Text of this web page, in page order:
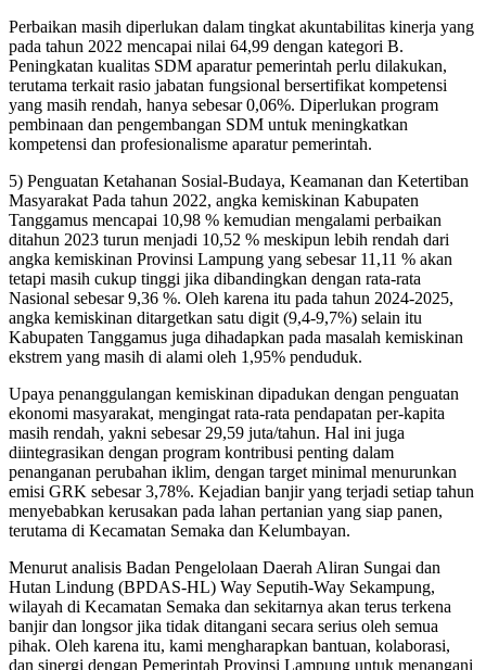
Perbaikan masih diperlukan dalam tingkat akuntabilitas kinerja yang
pada tahun 2022 mencapai nilai 64,99 dengan kategori B.
Peningkatan kualitas SDM aparatur pemerintah perlu dilakukan,
terutama terkait rasio jabatan fungsional bersertifikat kompetensi
yang masih rendah, hanya sebesar 0,06%. Diperlukan program
pembinaan dan pengembangan SDM untuk meningkatkan
kompetensi dan profesionalisme aparatur pemerintah.
5) Penguatan Ketahanan Sosial-Budaya, Keamanan dan Ketertiban
Masyarakat Pada tahun 2022, angka kemiskinan Kabupaten
Tanggamus mencapai 10,98 % kemudian mengalami perbaikan
ditahun 2023 turun menjadi 10,52 % meskipun lebih rendah dari
angka kemiskinan Provinsi Lampung yang sebesar 11,11 % akan
tetapi masih cukup tinggi jika dibandingkan dengan rata-rata
Nasional sebesar 9,36 %. Oleh karena itu pada tahun 2024-2025,
angka kemiskinan ditargetkan satu digit (9,4-9,7%) selain itu
Kabupaten Tanggamus juga dihadapkan pada masalah kemiskinan
ekstrem yang masih di alami oleh 1,95% penduduk.
Upaya penanggulangan kemiskinan dipadukan dengan penguatan
ekonomi masyarakat, mengingat rata-rata pendapatan per-kapita
masih rendah, yakni sebesar 29,59 juta/tahun. Hal ini juga
diintegrasikan dengan program kontribusi penting dalam
penanganan perubahan iklim, dengan target minimal menurunkan
emisi GRK sebesar 3,78%. Kejadian banjir yang terjadi setiap tahun
menyebabkan kerusakan pada lahan pertanian yang siap panen,
terutama di Kecamatan Semaka dan Kelumbayan.
Menurut analisis Badan Pengelolaan Daerah Aliran Sungai dan
Hutan Lindung (BPDAS-HL) Way Seputih-Way Sekampung,
wilayah di Kecamatan Semaka dan sekitarnya akan terus terkena
banjir dan longsor jika tidak ditangani secara serius oleh semua
pihak. Oleh karena itu, kami mengharapkan bantuan, kolaborasi,
dan sinergi dengan Pemerintah Provinsi Lampung untuk menangani